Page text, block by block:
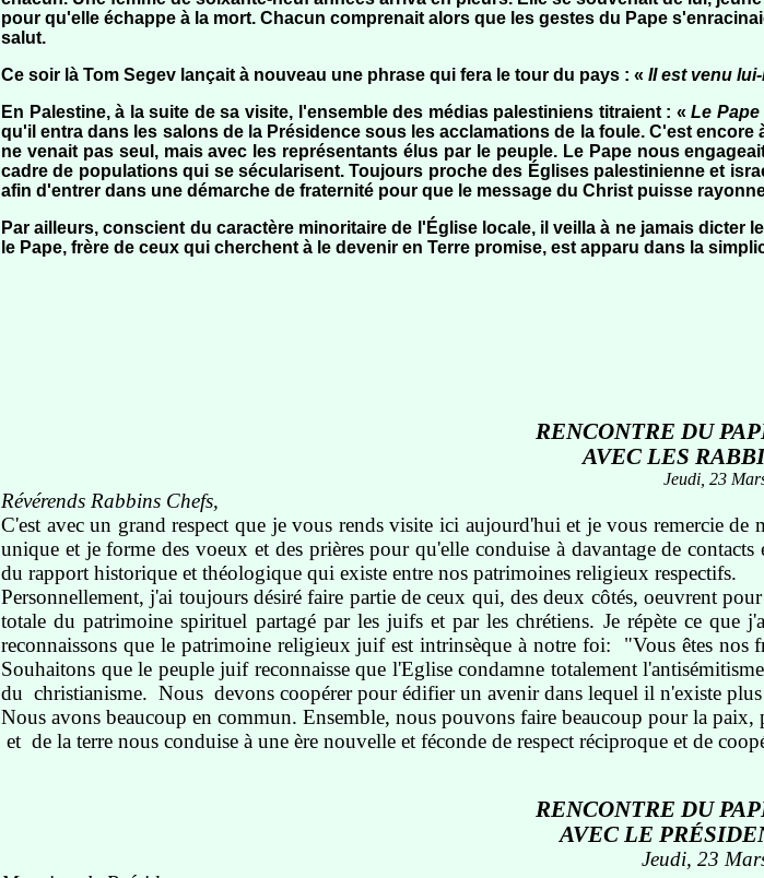
pour qu'elle échappe à la mort. Chacun comprenait alors que les gestes du Pape
salut.
Ce soir là Tom Segev lançait à nouveau une phrase qui fera le tour du pays : « II est venu
En Palestine, à la suite de sa visite, l'ensemble des médias palestiniens titraient : «Le
qu'il entra dans les salons de la Présidence sous les acclamations de la foule. C'est
ne venait pas seul, mais avec les représentants élus par le peuple. Le Pape nous
cadre de populations qui se sécularisent. Toujours proche des Églises palestinienne et
afin d'entrer dans une démarche de fraternité pour que le message du Christ puisse
Par ailleurs, conscient du caractère minoritaire de l'Église locale, il veilla à ne jamais
le Pape, frère de ceux qui cherchent à le devenir en Terre promise, est apparu dans la
RENCONTRE DU
AVEC LES
Jeudi, 23
Révérends Rabbins Chefs,
C'est avec un grand respect que je vous rends visite ici aujourd'hui et je vous remercie
unique et je forme des voeux et des prières pour qu'elle conduise à davantage de
du rapport historique et théologique qui existe entre nos patrimoines religieux respectifs.
Personnellement, j'ai toujours désiré faire partie de ceux qui, des deux côtés, oeuvrent
totale du patrimoine spirituel partagé par les juifs et par les chrétiens. Je répète ce
reconnaissons que le patrimoine religieux juif est intrinsèque à notre foi: "Vous êtes nos
Souhaitons que le peuple juif reconnaisse que l'Eglise condamne totalement
du christianisme. Nous devons coopérer pour édifier un avenir dans lequel il n'existe
Nous avons beaucoup en commun. Ensemble, nous pouvons faire beaucoup pour la
et de la terre nous conduise à une ère nouvelle et féconde de respect réciproque et de
RENCONTRE DU
AVEC LE
Jeudi, 23